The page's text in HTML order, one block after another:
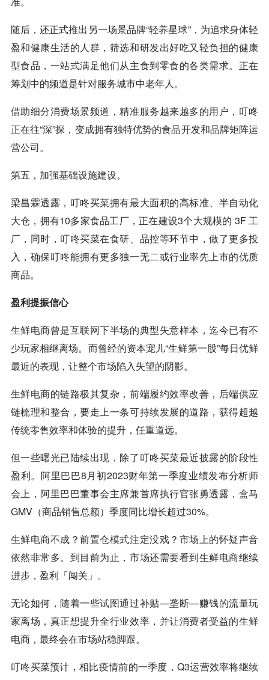
随后，还正式推出另一场景品牌“轻养星球”，为追求身体轻
盈和健康生活的人群，筛选和研发出好吃又轻负担的健康
型食品，一站式满足他们从主食到零食的各类需求。正在
筹划中的频道是针对服务城市中老年人。
借助细分消费场景频道，精准服务越来越多的用户，叮咚
正在往“深”探，变成拥有独特优势的食品开发和品牌矩阵运
营公司。
第五，加强基础设施建设。
梁昌霖透露，叮咚买菜拥有最大面积的高标准、半自动化
大仓，拥有10多家食品工厂，正在建设3个大规模的 3F 工
厂，同时，叮咚买菜在食研、品控等环节中，做了更多投
入，确保叮咚能拥有更多独一无二或行业率先上市的优质
商品。
盈利提振信心
生鲜电商曾是互联网下半场的典型失意样本，迄今已有不
少玩家相继离场。而曾经的资本宠儿“生鲜第一股”每日优鲜
最近的表现，让整个市场陷入失望的阴影。
生鲜电商的链路极其复杂，前端履约效率改善，后端供应
链梳理和整合，要走上一条可持续发展的道路，获得超越
传统零售效率和体验的提升，任重道远。
但一些曙光已陆续出现，除了叮咚买菜最近披露的阶段性
盈利。阿里巴巴8月初2023财年第一季度业绩发布分析师
会上，阿里巴巴董事会主席兼首席执行官张勇透露， 盒马
GMV（商品销售总额）季度同比增长超过30%。
生鲜电商不成？前置仓模式注定没戏？市场上的怀疑声音
依然非常多。到目前为止，市场还需要看到生鲜电商继续
进步，盈利「闯关」。
无论如何，随着一些试图通过补贴—垄断—赚钱的流量玩
家离场，真正想提升全行业效率，并让消费者受益的生鲜
电商，最终会在市场站稳脚跟。
叮咚买菜预计，相比疫情前的一季度，Q3运营效率将继续